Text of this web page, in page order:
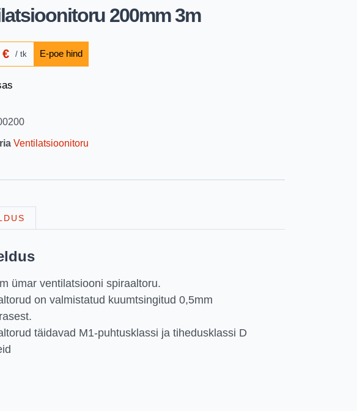
200mm 3m
€ tk
Ventilatsioonitoru
ümar ventilatsiooni spiraaltoru.
on valmistatud kuumtsingitud 0,5mm
täidavad M1-puhtusklassi ja tihedusklassi D